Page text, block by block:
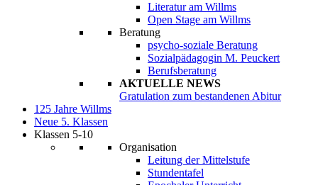
Literatur am Willms
Open Stage am Willms
Beratung
psycho-soziale Beratung
Sozialpädagogin M. Peuckert
Berufsberatung
AKTUELLE NEWS
Gratulation zum bestandenen Abitur
125 Jahre Willms
Neue 5. Klassen
Klassen 5-10
Organisation
Leitung der Mittelstufe
Stundentafel